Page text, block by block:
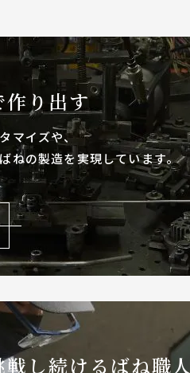
作り出す
マイズや、
ねの製造を実現しています。
戦し続けるばね職人